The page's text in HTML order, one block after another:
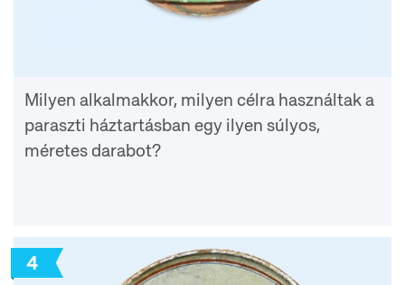
Milyen alkalmakkor, milyen célra használtak a
paraszti háztartásban egy ilyen súlyos,
méretes darabot?
4